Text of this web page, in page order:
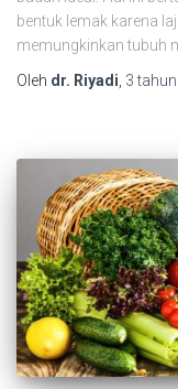
bentuk lemak karena
memungkinkan tubuh
Oleh dr. Riyadi 3 tahun